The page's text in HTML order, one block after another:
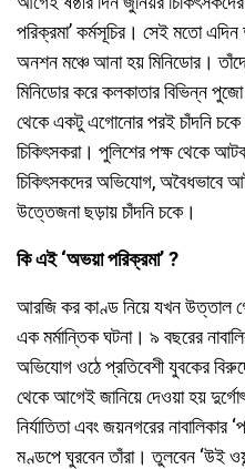
পরিক্রমা’ কর্মসূচির। সেই মতো
অনশন মঞ্চে আনা হয় মিনিডোর। তাঁদের
মিনিডোর করে কলকাতার বিভিন্ন
থেকে একটু এগোনোর পরই চাঁদনি চকে
চিকিৎসকরা। পুলিশের পক্ষ থেকে
চিকিৎসকদের অভিযোগ, অবৈধভাবে
উত্তেজনা ছড়ায় চাঁদনি চকে।
কি এই ‘অভয়া পরিক্রমা’ ?
আরজি কর কাণ্ড নিয়ে যখন উত্তাল
এক মর্মান্তিক ঘটনা। ৯ বছরের
অভিযোগ ওঠে প্রতিবেশী যুবকের
থেকে আগেই জানিয়ে দেওয়া হয়
নির্যাতিতা এবং জয়নগরের নাবালিকার
মণ্ডপে ঘুরবেন তাঁরা। তুলবেন ‘উই